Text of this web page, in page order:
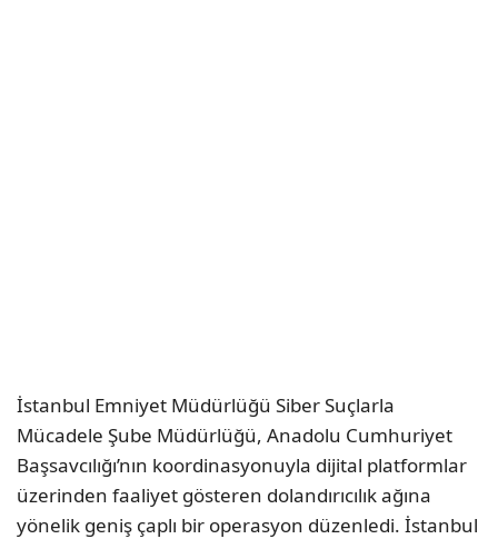
İstanbul Emniyet Müdürlüğü Siber Suçlarla
Mücadele Şube Müdürlüğü, Anadolu Cumhuriyet
Başsavcılığı’nın koordinasyonuyla dijital platformlar
üzerinden faaliyet gösteren dolandırıcılık ağına
yönelik geniş çaplı bir operasyon düzenledi. İstanbul